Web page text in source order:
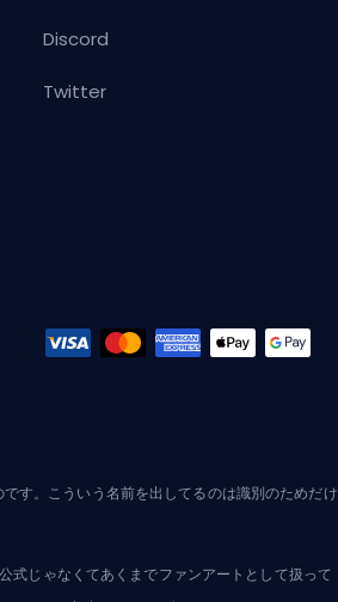
Discord
Twitter
す。こういう名前を出してるのは識別のためだけ
じゃなくてあくまでファンアートとして扱って